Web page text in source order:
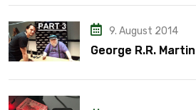
9. August 2014
George R.R.